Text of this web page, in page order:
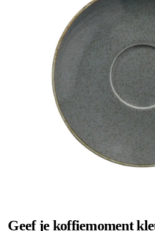
Geef je koffiemoment